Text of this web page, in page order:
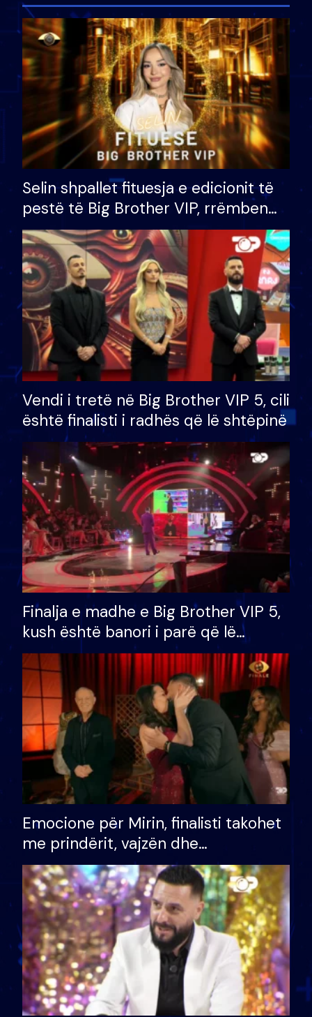
Selin shpallet fituesja e edicionit të
pestë të Big Brother VIP, rrëmben
çmimin e madh prej 100 mijë eurosh
Vendi i tretë në Big Brother VIP 5, cili
është finalisti i radhës që lë shtëpinë
Finalja e madhe e Big Brother VIP 5,
kush është banori i parë që lë
shtëpinë dhe humb mundësinë për
të fituar çmimin e madh
Emocione për Mirin, finalisti takohet
me prindërit, vajzën dhe
bashkëshorten: S’kemi ndonjë letër
divorci apo jo?